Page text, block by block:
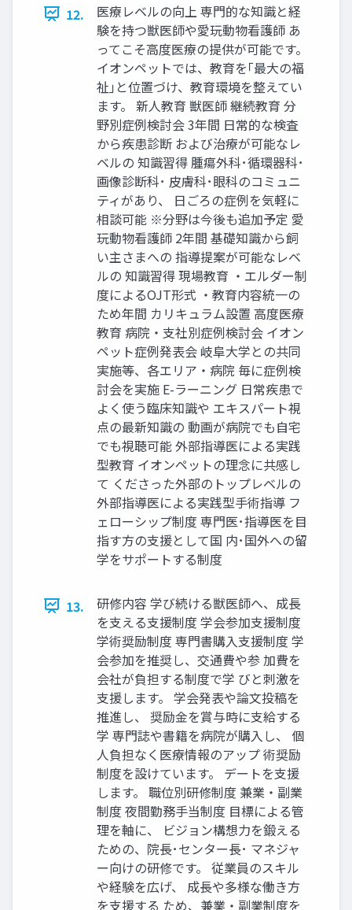
12.
医療レベルの向上 専門的な知識と経
験を持つ獣医師や愛玩動物看護師 あ
ってこそ高度医療の提供が可能です。
イオンペットでは、教育を｢最大の福
祉｣と位置づけ、教育環境を整えてい
ます。 新人教育 獣医師 継続教育 分
野別症例検討会 3年間 日常的な検査
から疾患診断 および治療が可能なレ
ベルの 知識習得 腫瘍外科･循環器科･
画像診断科･ 皮膚科･眼科のコミュニ
ティがあり、 日ごろの症例を気軽に
相談可能 ※分野は今後も追加予定 愛
玩動物看護師 2年間 基礎知識から飼
い主さまへの 指導提案が可能なレベ
ルの 知識習得 現場教育 ・エルダー制
度によるOJT形式 ・教育内容統一の
ため年間 カリキュラム設置 高度医療
教育 病院・支社別症例検討会 イオン
ペット症例発表会 岐阜大学との共同
実施等、各エリア・病院 毎に症例検
討会を実施 E-ラーニング 日常疾患で
よく使う臨床知識や エキスパート視
点の最新知識の 動画が病院でも自宅
でも視聴可能 外部指導医による実践
型教育 イオンペットの理念に共感し
て くださった外部のトップレベルの
外部指導医による実践型手術指導 フ
ェローシップ制度 専門医･指導医を目
指す方の支援として国 内･国外への留
学をサポートする制度
13.
研修内容 学び続ける獣医師へ、成長
を支える支援制度 学会参加支援制度
学術奨励制度 専門書購入支援制度 学
会参加を推奨し、交通費や参 加費を
会社が負担する制度で学 びと刺激を
支援します。 学会発表や論文投稿を
推進し、 奨励金を賞与時に支給する
学 専門誌や書籍を病院が購入し、 個
人負担なく医療情報のアップ 術奨励
制度を設けています。 デートを支援
します。 職位別研修制度 兼業・副業
制度 夜間勤務手当制度 目標による管
理を軸に、 ビジョン構想力を鍛える
ための、院長･センター長･ マネジャ
ー向けの研修です。 従業員のスキル
や経験を広げ、 成長や多様な働き方
を支援する ため、兼業・副業制度を